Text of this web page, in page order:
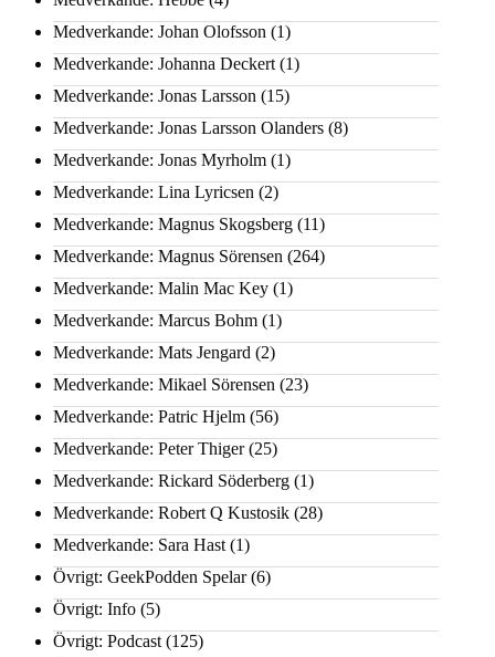
Medverkande: Johan Olofsson (1)
Medverkande: Johanna Deckert (1)
Medverkande: Jonas Larsson (15)
Medverkande: Jonas Larsson Olanders (8)
Medverkande: Jonas Myrholm (1)
Medverkande: Lina Lyricsen (2)
Medverkande: Magnus Skogsberg (11)
Medverkande: Magnus Sörensen (264)
Medverkande: Malin Mac Key (1)
Medverkande: Marcus Bohm (1)
Medverkande: Mats Jengard (2)
Medverkande: Mikael Sörensen (23)
Medverkande: Patric Hjelm (56)
Medverkande: Peter Thiger(25)
Medverkande: Rickard Söderberg (1)
Medverkande: Robert Q Kustosik (28)
Medverkande: Sara Hast (1)
Övrigt: GeekPodden Spelar(6)
Övrigt: Info (5)
Övrigt: Podcast (125)